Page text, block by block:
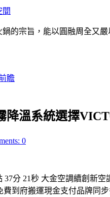
間
的宗旨，能以圓融周全又
瞻
降溫系統選擇
0
37分 21秒 大金空調續創新空
費到府搬運現金支付品牌同